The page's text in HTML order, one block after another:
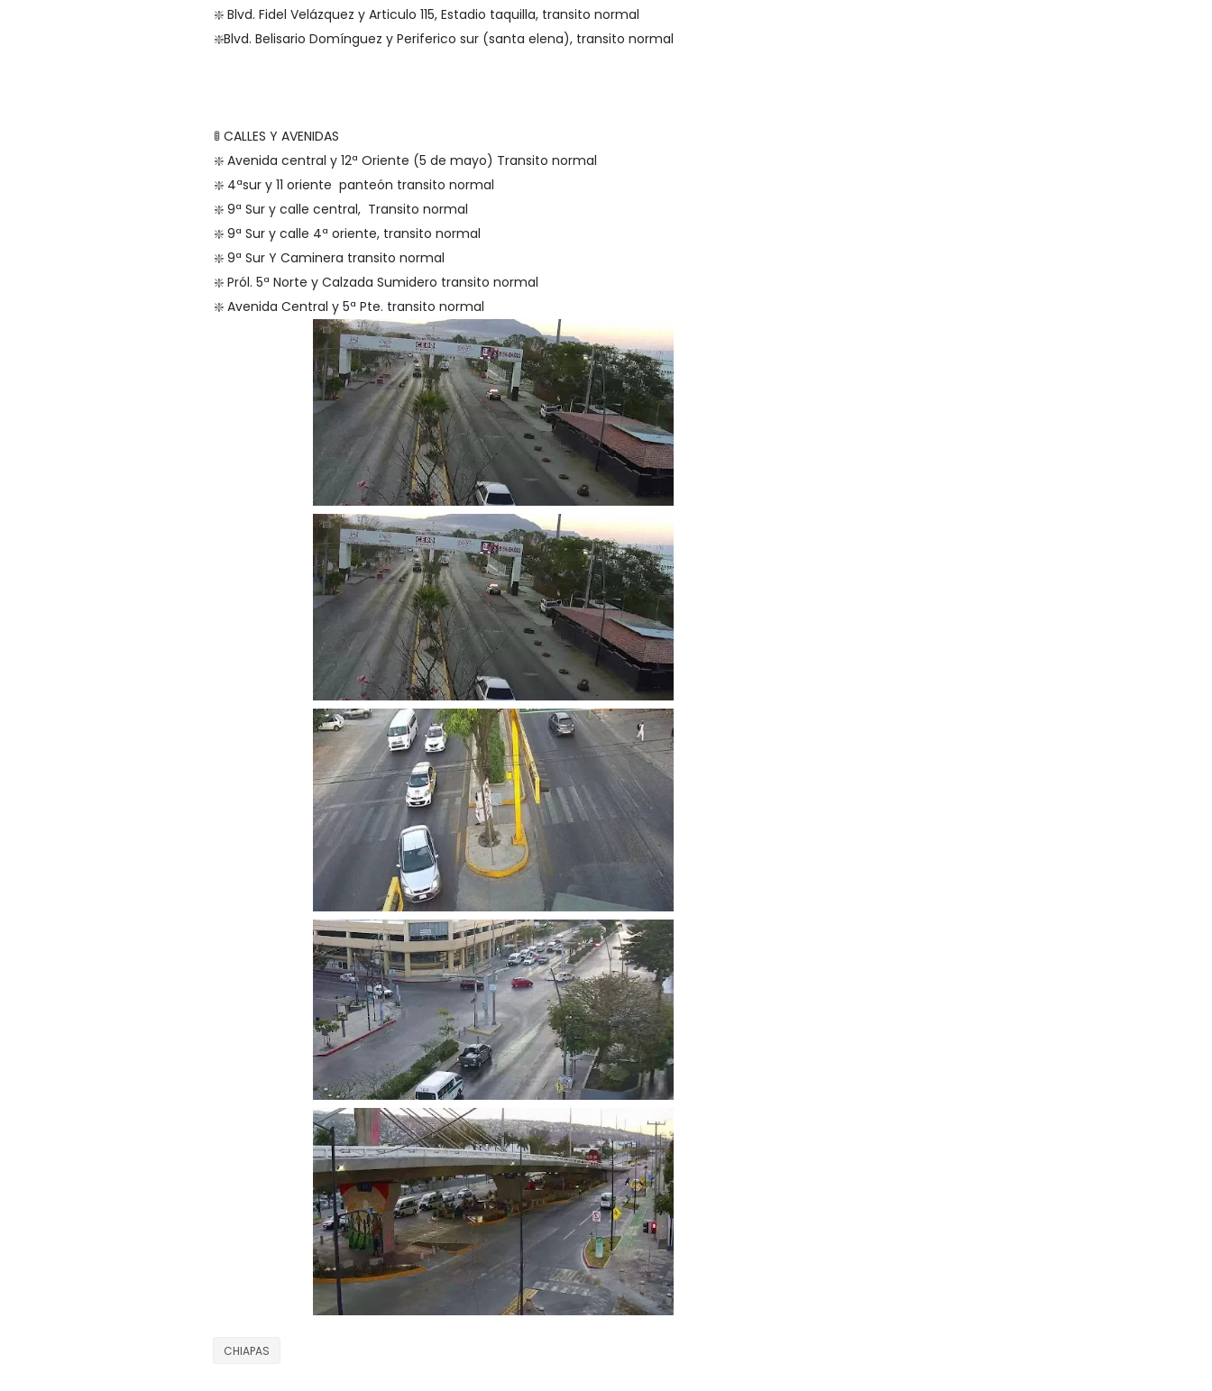
❇️ Blvd. Fidel Velázquez y Articulo 115, Estadio taquilla, transito normal
❇️Blvd. Belisario Domínguez y Periferico sur (santa elena), transito normal
🚦 CALLES Y AVENIDAS
❇️ Avenida central y 12ª Oriente (5 de mayo) Transito normal
❇️ 4ªsur y 11 oriente panteón transito normal
❇️ 9ª Sur y calle central, Transito normal
❇️ 9ª Sur y calle 4ª oriente, transito normal
❇️ 9ª Sur Y Caminera transito normal
❇️ Pról. 5ª Norte y Calzada Sumidero transito normal
❇️ Avenida Central y 5ª Pte. transito normal
CHIAPAS